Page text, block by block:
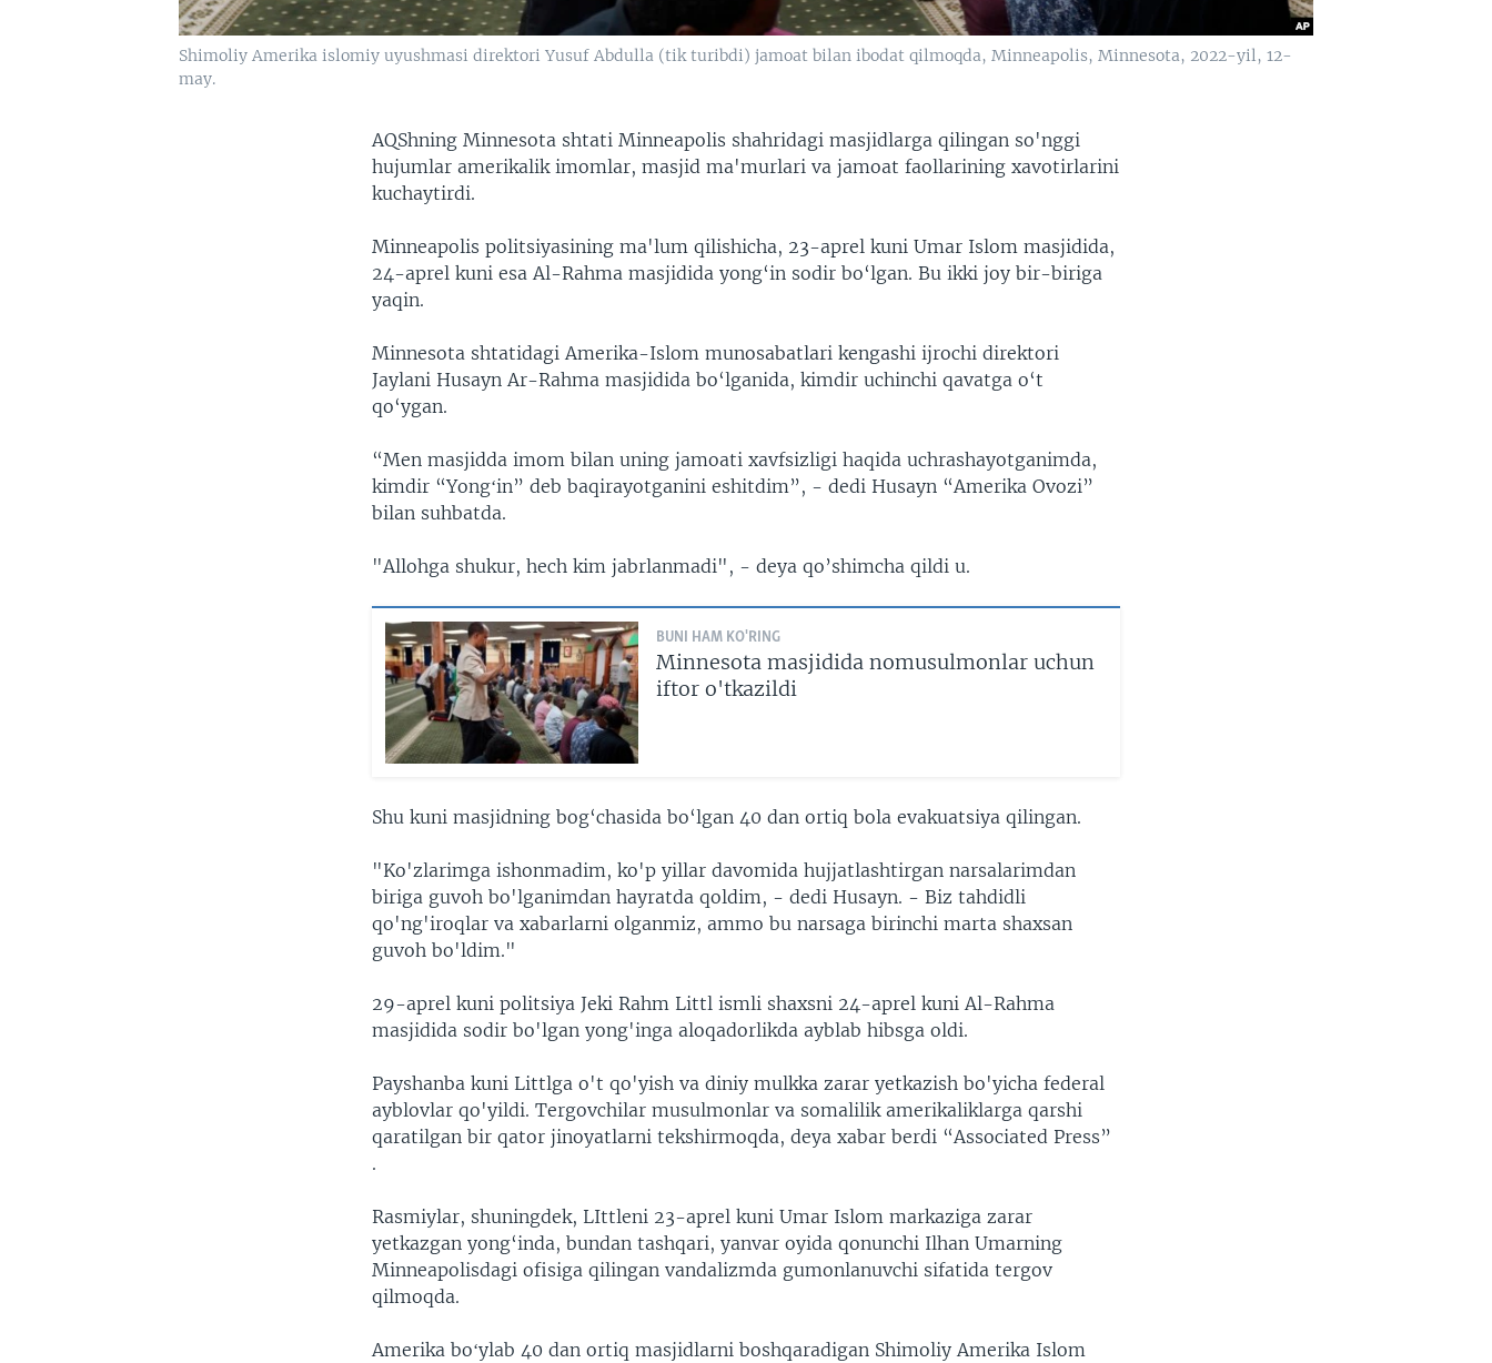
Shimoliy Amerika islomiy uyushmasi direktori Yusuf Abdulla (tik turibdi) jamoat bilan ibodat qilmoqda, Minneapolis, Minnesota, 2022-yil, 12-
may.
AQShning Minnesota shtati Minneapolis shahridagi masjidlarga qilingan so'nggi
hujumlar amerikalik imomlar, masjid ma'murlari va jamoat faollarining xavotirlarini
kuchaytirdi.
Minneapolis politsiyasining ma'lum qilishicha, 23-aprel kuni Umar Islom masjidida,
24-aprel kuni esa Al-Rahma masjidida yong‘in sodir bo‘lgan. Bu ikki joy bir-biriga
yaqin.
Minnesota shtatidagi Amerika-Islom munosabatlari kengashi ijrochi direktori
Jaylani Husayn Ar-Rahma masjidida bo‘lganida, kimdir uchinchi qavatga o‘t
qo‘ygan.
“Men masjidda imom bilan uning jamoati xavfsizligi haqida uchrashayotganimda,
kimdir “Yongʻin” deb baqirayotganini eshitdim”, - dedi Husayn “Amerika Ovozi”
bilan suhbatda.
"Allohga shukur, hech kim jabrlanmadi", - deya qo’shimcha qildi u.
BUNI HAM KO'RING
Minnesota masjidida nomusulmonlar uchun
iftor o'tkazildi
Shu kuni masjidning bog‘chasida bo‘lgan 40 dan ortiq bola evakuatsiya qilingan.
"Ko'zlarimga ishonmadim, ko'p yillar davomida hujjatlashtirgan narsalarimdan
biriga guvoh bo'lganimdan hayratda qoldim, - dedi Husayn. - Biz tahdidli
qo'ng'iroqlar va xabarlarni olganmiz, ammo bu narsaga birinchi marta shaxsan
guvoh bo'ldim."
29-aprel kuni politsiya Jeki Rahm Littl ismli shaxsni 24-aprel kuni Al-Rahma
masjidida sodir bo'lgan yong'inga aloqadorlikda ayblab hibsga oldi.
Payshanba kuni Littlga o't qo'yish va diniy mulkka zarar yetkazish bo'yicha federal
ayblovlar qo'yildi. Tergovchilar musulmonlar va somalilik amerikaliklarga qarshi
qaratilgan bir qator jinoyatlarni tekshirmoqda, deya xabar berdi “Associated Press”
.
Rasmiylar, shuningdek, LIttleni 23-aprel kuni Umar Islom markaziga zarar
yetkazgan yong‘inda, bundan tashqari, yanvar oyida qonunchi Ilhan Umarning
Minneapolisdagi ofisiga qilingan vandalizmda gumonlanuvchi sifatida tergov
qilmoqda.
Amerika boʻylab 40 dan ortiq masjidlarni boshqaradigan Shimoliy Amerika Islom